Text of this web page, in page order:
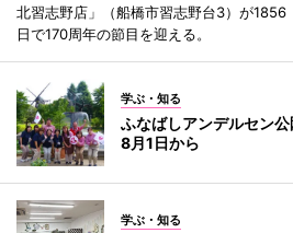
北習志野店」（船橋市習志野台3）が
日で170周年の節目を迎える。
学ぶ・知る
ふなばしアンデルセン
8月1日から
学ぶ・知る